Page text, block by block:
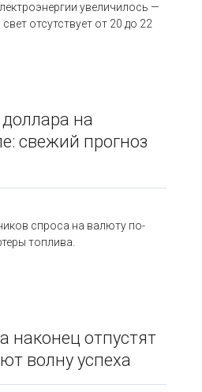
увеличилось —
отсутствует от 20 до 22
на
свежий прогноз
спроса на валюту по-
топлива.
наконец отпустят
волну успеха